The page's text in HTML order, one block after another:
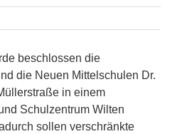
beschlossen die
die Neuen Mittelschulen Dr.
in einem
Schulzentrum Wilten
sollen verschränkte